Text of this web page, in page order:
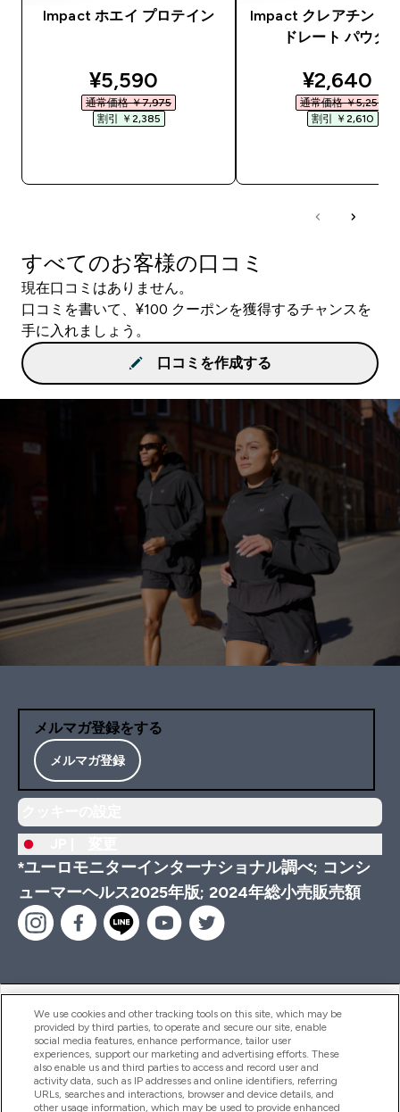
Impact ホエイ プロテイン
discounted price
¥5,590‎
通常価格 ￥7,975‎
割引 ￥2,385‎
Impact クレアチン モ
ドレート パウダ
¥2,640‎
通常価格 ￥5,250‎
割引 ￥2,610‎
すべてのお客様の口コミ
現在口コミはありません。
口コミを書いて、¥100 クーポンを獲得するチャンスを
手に入れましょう。
口コミを作成する
メルマガ登録をする
メルマガ登録
*ユーロモニターインターナショナル調べ; コンシ
ューマーヘルス2025年版; 2024年総小売販売額
ヘルプ＆ガイド
商品について
We use cookies and other tracking tools on this site, which may be
provided by third parties, to operate and secure our site, enable
social media features, enhance performance, tailor user
experiences, support our marketing and advertising efforts. These
also enable us and third parties to access and record user and
activity data, such as IP addresses and online identifiers, referring
URLs, searches and interactions, browser and device details, and
other usage information, which may be used to provide enhanced